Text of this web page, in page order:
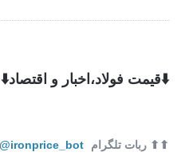
⬇️قیمت فولاد،اخبار و اقتصاد⬇️
⬆⬆ ربات تلگرام ironprice_bot@